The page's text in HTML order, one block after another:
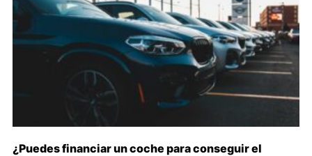
¿Puedes financiar un coche para conseguir el